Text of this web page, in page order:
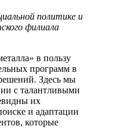
политике и
филиала
в пользу
программ в
Здесь мы
с талантливыми
их
и адаптации
которые